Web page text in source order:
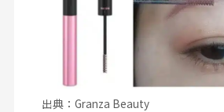
出典：Granza Beauty